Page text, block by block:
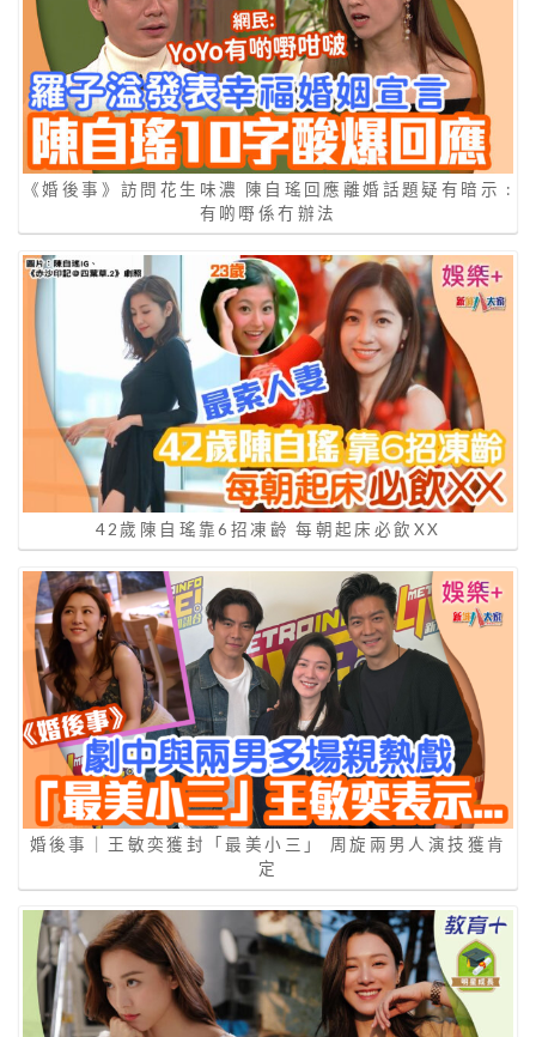
《婚後事》訪問花生味濃 陳自瑤回應離婚話題疑有暗示 :
有啲嘢係冇辦法
42歲陳自瑤靠6招凍齡 每朝起床必飲XX
婚後事｜王敏奕獲封「最美小三」 周旋兩男人演技獲肯
定